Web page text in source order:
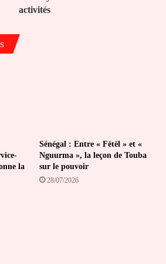
activités
la
Sénégal : Entre « Fëtël » et «
Nguurma », la leçon de Touba
sur le pouvoir
28/07/2026